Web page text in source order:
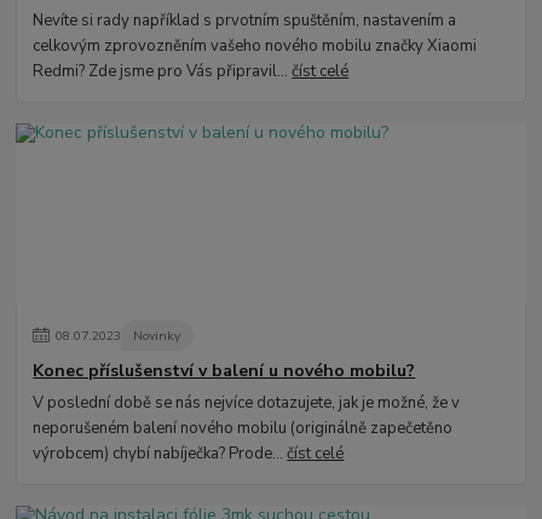
Nevíte si rady například s prvotním spuštěním, nastavením a
celkovým zprovozněním vašeho nového mobilu značky Xiaomi
Redmi? Zde jsme pro Vás připravil...číst celé
08.07.2023 Novinky
Konec příslušenství v balení u nového mobilu?
V poslední době se nás nejvíce dotazujete, jak je možné, že v
neporušeném balení nového mobilu (originálně zapečetěno
výrobcem) chybí nabíječka? Prode...číst celé